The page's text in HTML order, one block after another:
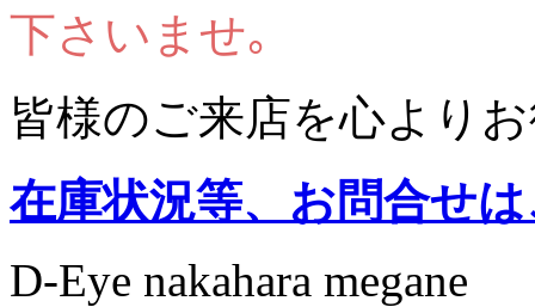
下さいませ｡
皆様のご来店を心より
在庫状況等、お問合せ
D-Eye nakahara megane